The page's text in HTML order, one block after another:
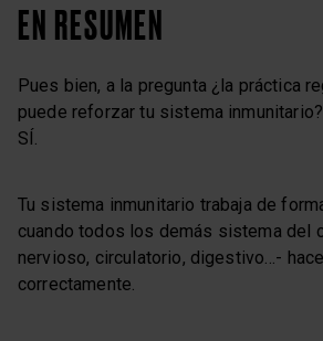
EN RESUMEN
Pues bien, a la pregunta ¿la práctica
puede reforzar tu sistema
SÍ.
Tu sistema inmunitario trabaja de
cuando todos los demás sistema del
nervioso, circulatorio, digestivo…-
correctamente.